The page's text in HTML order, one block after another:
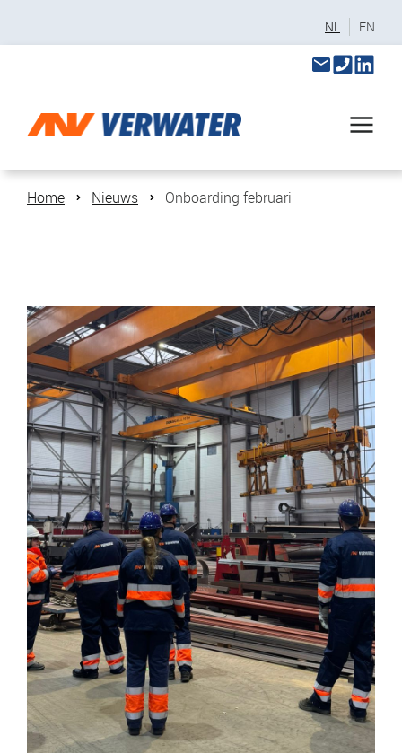
NL EN
Home Nieuws Onboarding februari